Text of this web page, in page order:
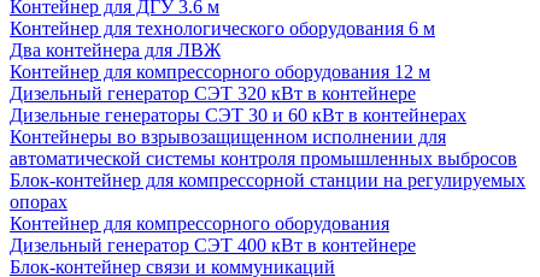
Контейнер для ДГУ 3.6 м
Контейнер для технологического оборудования 6 м
Два контейнера для ЛВЖ
Контейнер для компрессорного оборудования 12 м
Дизельный генератор СЭТ 320 кВт в контейнере
Дизельные генераторы СЭТ 30 и 60 кВт в контейнерах
Контейнеры во взрывозащищенном исполнении для
автоматической системы контроля промышленных выбросов
Блок-контейнер для компрессорной станции на регулируемых
опорах
Контейнер для компрессорного оборудования
Дизельный генератор СЭТ 400 кВт в контейнере
Блок-контейнер связи и коммуникаций